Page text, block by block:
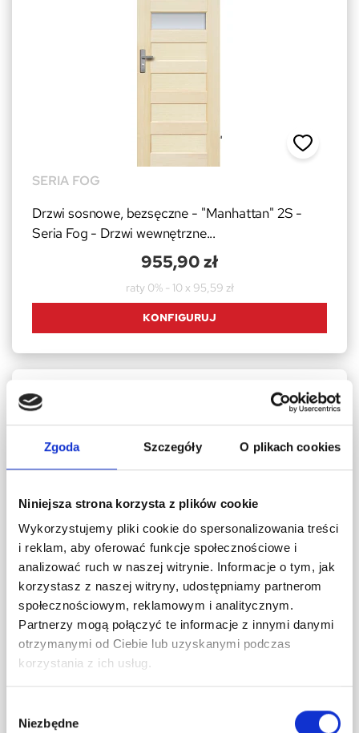
Zgoda Szczegóły O plikach cookies
Niniejsza strona korzysta z plików cookie
Wykorzystujemy pliki cookie do spersonalizowania treści
i reklam, aby oferować funkcje społecznościowe i
analizować ruch w naszej witrynie. Informacje o tym, jak
korzystasz z naszej witryny, udostępniamy partnerom
społecznościowym, reklamowym i analitycznym.
Partnerzy mogą połączyć te informacje z innymi danymi
otrzymanymi od Ciebie lub uzyskanymi podczas
korzystania z ich usług.
zgody
Niezbędne
SERIA FOG
Drzwi sosnowe, bezsęczne - "Manhattan" 2S -
Seria Fog - Drzwi wewnętrzne...
955,90 zł
raty 0% - 10 x 95,59 zł
KONFIGURUJ
SERIA FOG
Drzwi sosnowe, bezsęczne - "Manhattan" 6S -
Seria Fog - Drzwi wewnętrzne...
955,90 zł